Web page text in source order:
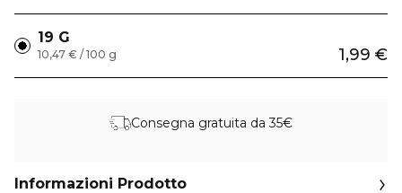
19 G
1,99 €
10,47 € / 100 g
Consegna gratuita da 35€
Informazioni Prodotto